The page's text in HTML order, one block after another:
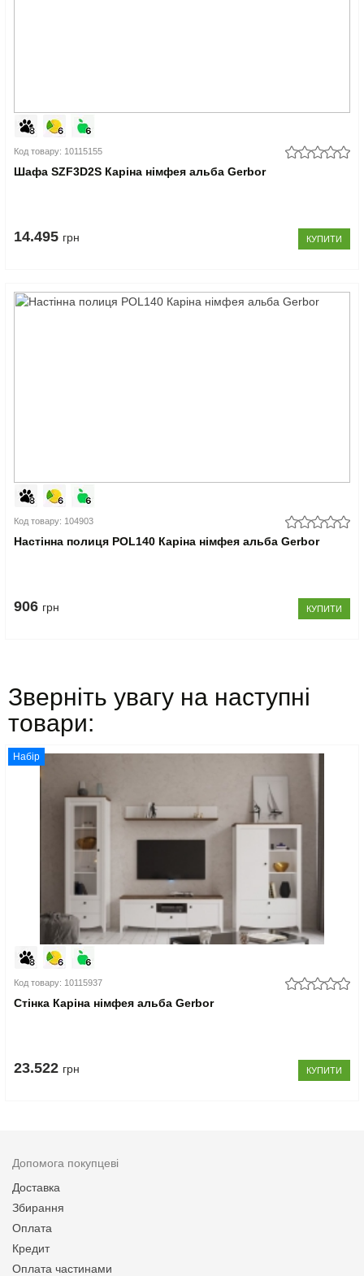
Код товару: 10115155
Шафа SZF3D2S Каріна німфея альба Gerbor
14.495 грн КУПИТИ
Код товару: 104903
Настінна полиця POL140 Каріна німфея альба Gerbor
906 грн КУПИТИ
Зверніть увагу на наступні
товари:
Набір
Код товару: 10115937
Стінка Каріна німфея альба Gerbor
23.522 грн КУПИТИ
Допомога покупцеві
Доставка
Збирання
Оплата
Кредит
Оплата частинами